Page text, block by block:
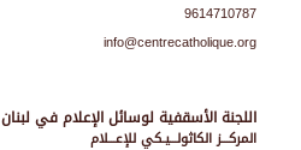
اللجنة الأسقفية لوسائل الإعلام في لبنان
المركـــز الكاثولـــيـكي للإعـــلام
9614710787
info@centrecatholique.org